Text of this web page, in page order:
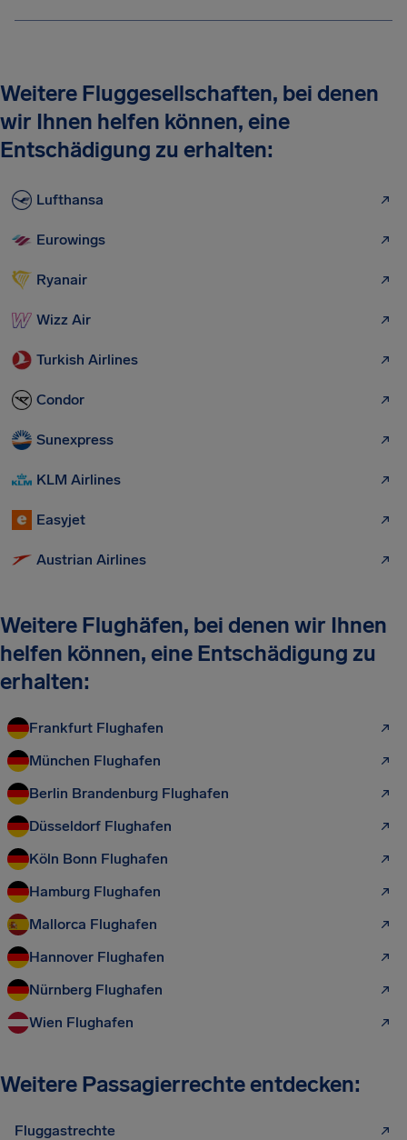
Weitere Fluggesellschaften, bei denen
wir Ihnen helfen können, eine
Entschädigung zu erhalten:
Lufthansa
Eurowings
Ryanair
Wizz Air
Turkish Airlines
Condor
Sunexpress
KLM Airlines
Easyjet
Austrian Airlines
Weitere Flughäfen, bei denen wir Ihnen
helfen können, eine Entschädigung zu
erhalten:
Frankfurt Flughafen
München Flughafen
Berlin Brandenburg Flughafen
Düsseldorf Flughafen
Köln Bonn Flughafen
Hamburg Flughafen
Mallorca Flughafen
Hannover Flughafen
Nürnberg Flughafen
Wien Flughafen
Weitere Passagierrechte entdecken:
Fluggastrechte